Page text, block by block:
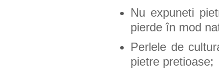
Nu expuneti
pierde în mod
Perlele de
pietre pretioase;